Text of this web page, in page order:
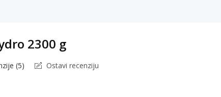
2300 g
(5) Ostavi recenziju